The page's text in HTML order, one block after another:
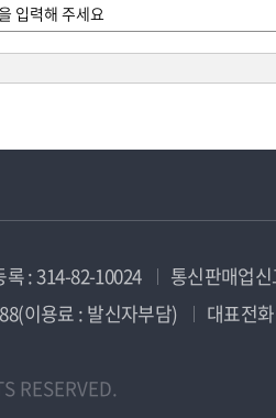
록 : 314-82-10024
통신판매업
이용료 : 발신자부담)
대표전
RESERVED.